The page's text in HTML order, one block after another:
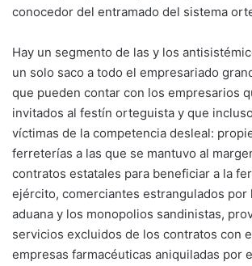
conocedor del entramado del sistema
Hay un segmento de las y los
un solo saco a todo el empresariado
que pueden contar con los empresarios
invitados al festín orteguista y que
víctimas de la competencia desleal:
ferreterías a las que se mantuvo al
contratos estatales para beneficiar a la
ejército, comerciantes estrangulados por
aduana y los monopolios sandinistas,
servicios excluidos de los contratos con
empresas farmacéuticas aniquiladas por